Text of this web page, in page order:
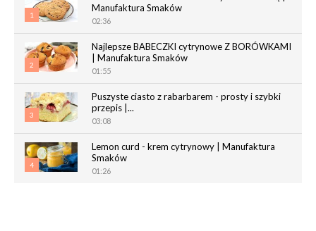
1
Manufaktura Smaków
02:36
2
Najlepsze BABECZKI cytrynowe Z BORÓWKAMI
| Manufaktura Smaków
01:55
3
Puszyste ciasto z rabarbarem - prosty i szybki
przepis |...
03:08
4
Lemon curd - krem cytrynowy | Manufaktura
Smaków
01:26